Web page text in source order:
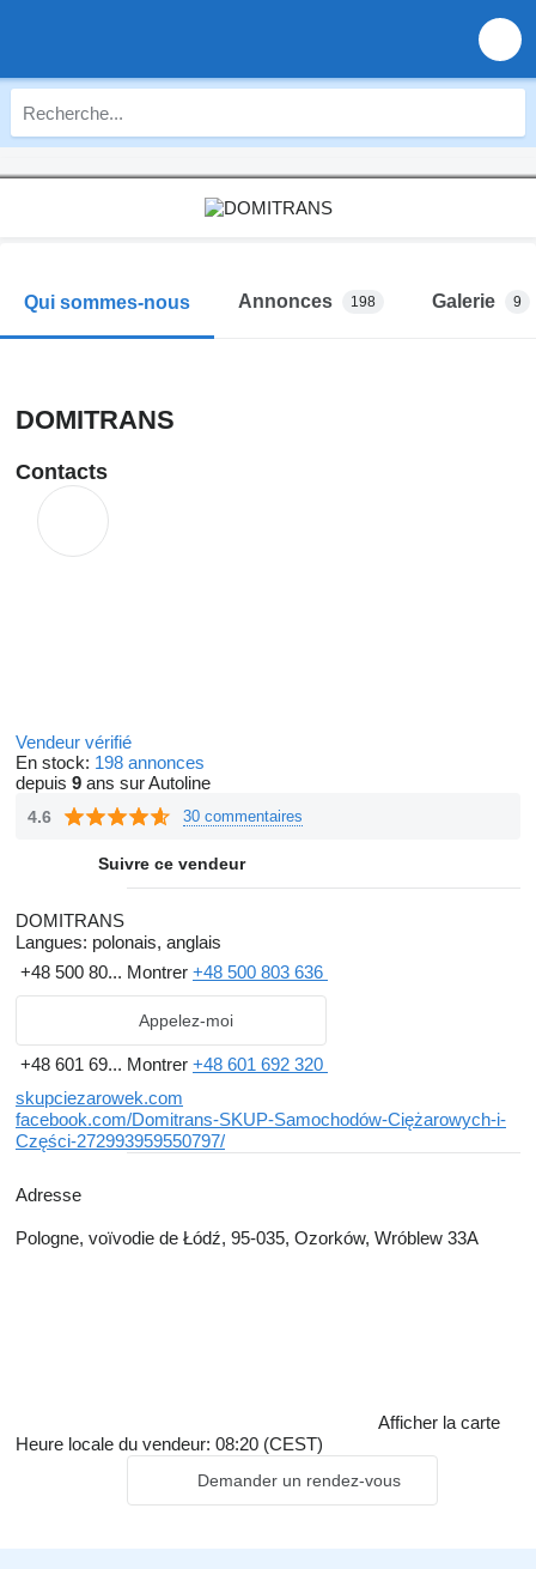
Qui sommes-nous Annonces 198 Galerie 9
DOMITRANS
Contacts
Vendeur vérifié
En stock: 198 annonces
depuis 9 ans sur Autoline
4.6 30 commentaires
Suivre ce vendeur
DOMITRANS
Langues: polonais, anglais
+48 500 80... Montrer +48 500 803 636
Appelez-moi
+48 601 69... Montrer +48 601 692 320
skupciezarowek.com
facebook.com/Domitrans-SKUP-Samochodów-Ciężarowych-i-
Części-272993959550797/
Adresse
Pologne, voïvodie de Łódź, 95-035, Ozorków, Wróblew 33A
Afficher la carte
Heure locale du vendeur: 08:20 (CEST)
Demander un rendez-vous